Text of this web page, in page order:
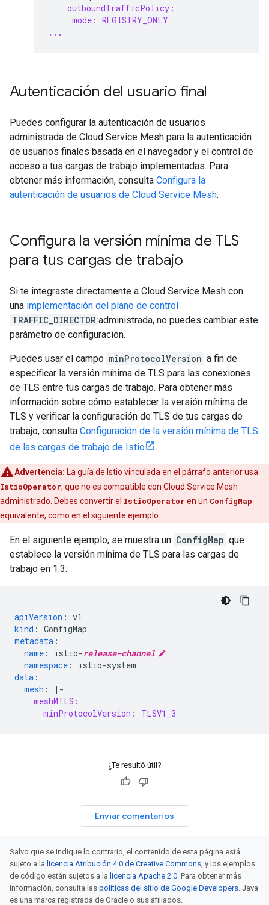
outboundTrafficPolicy:
mode: REGISTRY_ONLY
...
Autenticación del usuario final
Puedes configurar la autenticación de usuarios
administrada de Cloud Service Mesh para la autenticación
de usuarios finales basada en el navegador y el control de
acceso a tus cargas de trabajo implementadas. Para
obtener más información, consulta Configura la
autenticación de usuarios de Cloud Service Mesh.
Configura la versión mínima de TLS
para tus cargas de trabajo
Si te integraste directamente a Cloud Service Mesh con
una implementación del plano de control
TRAFFIC_DIRECTOR administrada, no puedes cambiar este
parámetro de configuración.
Puedes usar el campo minProtocolVersion a fin de
especificar la versión mínima de TLS para las conexiones
de TLS entre tus cargas de trabajo. Para obtener más
información sobre cómo establecer la versión mínima de
TLS y verificar la configuración de TLS de tus cargas de
trabajo, consulta Configuración de la versión mínima de TLS
de las cargas de trabajo de Istio
.
Advertencia: La guía de Istio vinculada en el párrafo anterior usa
IstioOperator, que no es compatible con Cloud Service Mesh
administrado. Debes convertir el IstioOperator en un ConfigMap
equivalente, como en el siguiente ejemplo.
En el siguiente ejemplo, se muestra un ConfigMap que
establece la versión mínima de TLS para las cargas de
trabajo en 1.3:
apiVersion : v1
kind : ConfigMap
metadata :
name : istio- release-channel
namespace :
istio-system
data :
mesh :
|-
meshMTLS:
minProtocolVersion: TLSV1_3
¿Te resultó útil?
Enviar comentarios
Salvo que se indique lo contrario, el contenido de esta página está
sujeto a la licencia Atribución 4.0 de Creative Commons, y los ejemplos
de código están sujetos a la licencia Apache 2.0. Para obtener más
información, consulta las políticas del sitio de Google Developers. Java
es una marca registrada de Oracle o sus afiliados.